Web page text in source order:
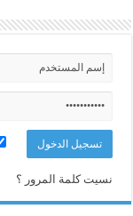
نسيت كلمة المرور ؟